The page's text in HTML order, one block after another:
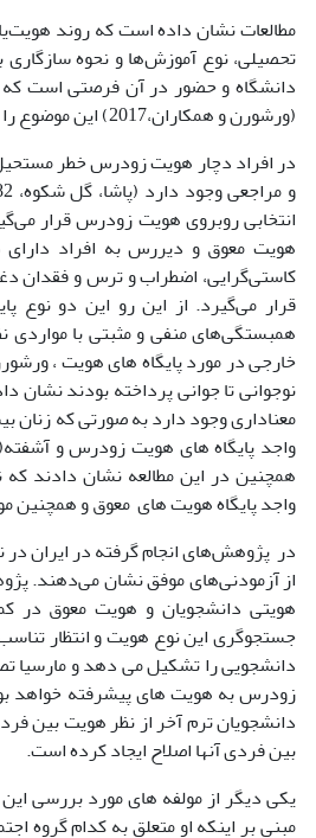
مطالعات نشان داده است که روند
دانشگاه و حضور در آن فرصتی است که
(ورشورن و همکاران،2017) این موضوع را مورد تایید قرار داده اند.
در افراد دچار هویت زودرس خطر
انتخابی روبروی هویت زودرس قرار
هویت معوق و دیررس به افراد
کاستی‌گرایی، اضطراب و ترس و فقدان
قرار می‌گیرد. از این رو این دو نوع
همبستگی‌های منفی و مثبتی با
نوجوانی تا جوانی پرداخته بودند
معناداری وجود دارد به صورتی که
واجد پایگاه های هویت زودرس و
همچنین در این مطالعه نشان دادند که
واجد پایگاه هویت های معوق و همچنین
در پژوهش‌های انجام گرفته در ایران در
هویتی دانشجویان و هویت معوق در
جستجوگری این نوع هویت و انتظار
دانشجویی را تشکیل می دهد و مارسیا
دانشجویان ترم آخر از نظر هویت بین
بین فردی آنها اصلاح ایجاد کرده است.
مبنی بر اینکه او متعلق به کدام گروه